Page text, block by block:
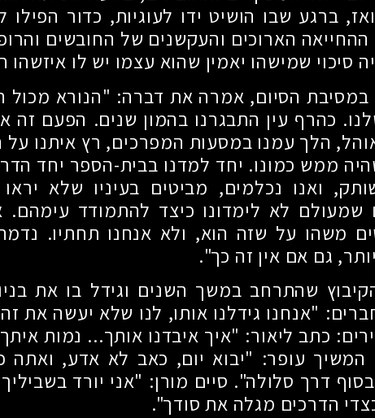
ברגע שבו הושיט ידו לעוגיות, כדור
הארוכים והעקשנים של החובשים
סיכוי שמישהו יאמין שהוא עצמו יש לו
במסיבת הסיום, אמרה את דברה: "הנורא מכול
כהרף עין התבגרנו בהמון שנים. הפעם זה
הלך עמנו במסעות המפרכים, רץ איתנו על
ממש כמונו. יחד למדנו בבית-הספר יחד
ואנו נכלמים, מביטים בעיניו שלא
שמעולם לא לימדונו כיצד להתמודד עימהם.
משהו על שזה הוא, ולא אנחנו תחתיו.
גם אם אין זה כך".
שהתרחב במשך השנים וגידל בו את
"אנחנו גידלנו אותו, לנו שלא יעשה את
כתב ליאור: "איך איבדנו אותך... נמות
המשיך עופר: "יבוא יום, כאב לא אדע, ואתה
דרך סלולה". סיים מורן: "אני יורד
הדרכים מגלה את סודך".